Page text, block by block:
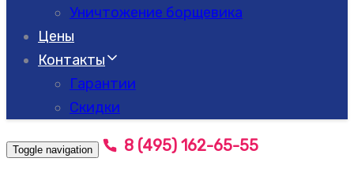
Уничтожение борщевика
Цены
Контакты
Гарантии
Скидки
Toggle navigation 8 (495) 162-65-55